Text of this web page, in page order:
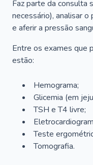
Faz parte da consulta
necessário), analisar
e aferir a pressão
Entre os exames que
estão:
Hemograma;
Glicemia (em
TSH e T4 livre;
Teste
Tomografia.